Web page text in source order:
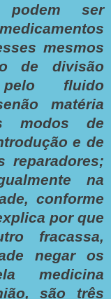
podem ser
mesmos
de divisão
pelo fluido
matéria
modos de
e de
reparadores;
na
conforme
por que
fracassa,
negar os
medicina
são três